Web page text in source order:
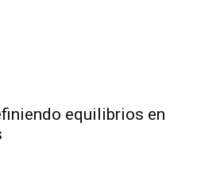
equilibrios en